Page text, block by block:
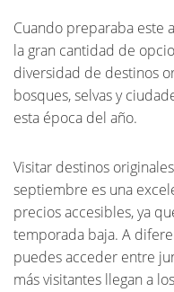
Cuando preparaba este
la gran cantidad de
diversidad de destinos
bosques, selvas y
esta época del año.
Visitar destinos
septiembre es una
precios accesibles, ya
temporada baja. A
puedes acceder entre
más visitantes llegan a